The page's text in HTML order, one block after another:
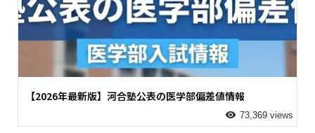
【2026年最新版】河合塾公表の医学部偏差値情報
73,369 views